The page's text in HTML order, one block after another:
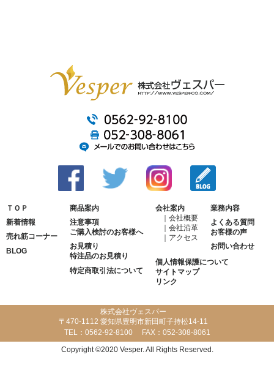
ＴＯＰ
新着情報
売れ筋コーナー
BLOG
商品案内
注意事項
ご購入検討のお客様へ
お見積り
特注品のお見積り
特定商取引法について
会社案内
会社概要
会社沿革
アクセス
業務内容
よくある質問
お客様の声
お問い合わせ
個人情報保護について
サイトマップ
リンク
株式会社ヴェスパー
〒470-1112 愛知県豊明市新田町子持松14-11
TEL： 0562-92-8100 FAX： 052-308-8061
Copyright ©2020 Vesper. All Rights Reserved.